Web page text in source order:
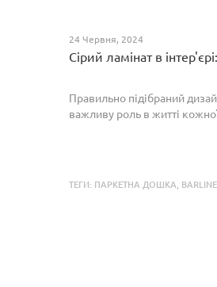
24 Червня, 2024
Сірий ламінат в
Правильно підібраний
важливу роль в житті
ТЕГИ: ПАРКЕТНА ДОШКА